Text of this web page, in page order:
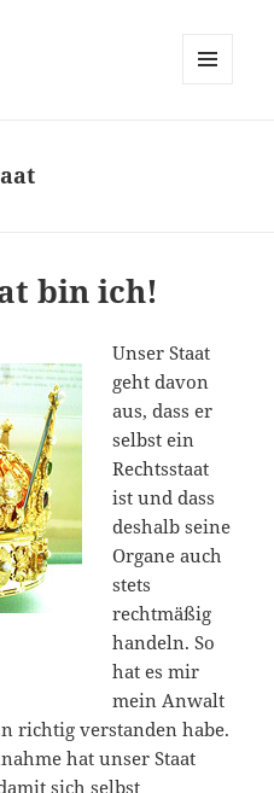
bin ich!
Unser Staat
geht davon
aus, dass er
selbst ein
Rechtsstaat
ist und dass
deshalb seine
Organe auch
stets
rechtmäßig
handeln. So
hat es mir
mein Anwalt
richtig verstanden habe.
hat unser Staat
sich selbst